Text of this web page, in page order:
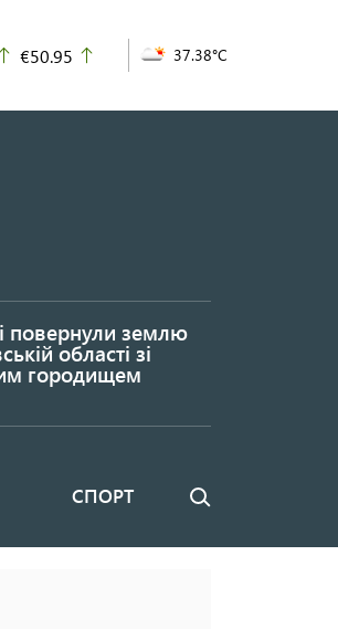
up
€50.95 37.38°C
повернули землю
області зі
городищем
СПОРТ Пошук